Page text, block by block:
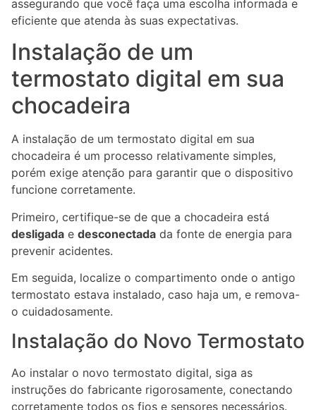
assegurando que você faça uma escolha informada e
eficiente que atenda às suas expectativas.
Instalação de um
termostato digital em sua
chocadeira
A instalação de um termostato digital em sua
chocadeira é um processo relativamente simples,
porém exige atenção para garantir que o dispositivo
funcione corretamente.
Primeiro, certifique-se de que a chocadeira está
desligada e desconectada da fonte de energia para
prevenir acidentes.
Em seguida, localize o compartimento onde o antigo
termostato estava instalado, caso haja um, e remova-
o cuidadosamente.
Instalação do Novo Termostato
Ao instalar o novo termostato digital, siga as
instruções do fabricante rigorosamente, conectando
corretamente todos os fios e sensores necessários.